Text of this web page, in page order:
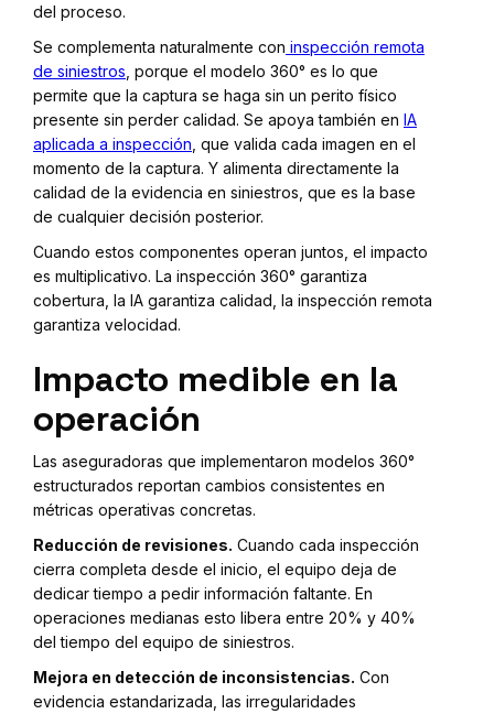
del proceso.
Se complementa naturalmente con inspección remota
de siniestros , porque el modelo 360° es lo que
permite que la captura se haga sin un perito físico
presente sin perder calidad. Se apoya también en IA
aplicada a inspección , que valida cada imagen en el
momento de la captura. Y alimenta directamente la
calidad de la evidencia en siniestros, que es la base
de cualquier decisión posterior.
Cuando estos componentes operan juntos, el impacto
es multiplicativo. La inspección 360° garantiza
cobertura, la IA garantiza calidad, la inspección remota
garantiza velocidad.
Impacto medible en la
operación
Las aseguradoras que implementaron modelos 360°
estructurados reportan cambios consistentes en
métricas operativas concretas.
Reducción de revisiones. Cuando cada inspección
cierra completa desde el inicio, el equipo deja de
dedicar tiempo a pedir información faltante. En
operaciones medianas esto libera entre 20% y 40%
del tiempo del equipo de siniestros.
Mejora en detección de inconsistencias. Con
evidencia estandarizada, las irregularidades